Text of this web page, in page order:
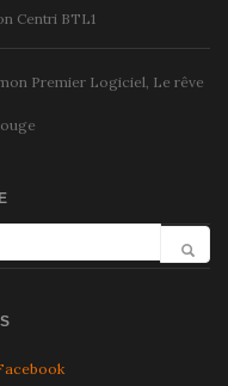
Centri BTL1
Premier Logiciel, Le rêve